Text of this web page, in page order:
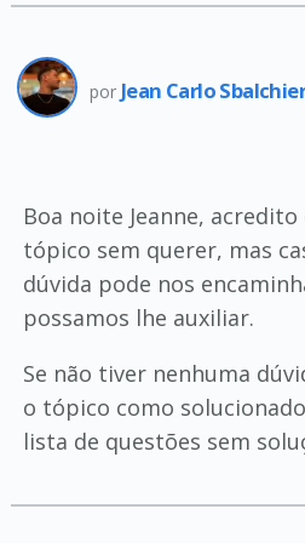
por Jean Carlo
Boa noite Jeanne,
tópico sem querer, mas
dúvida pode nos
possamos lhe auxiliar.
Se não tiver nenhuma
o tópico como
lista de questões sem